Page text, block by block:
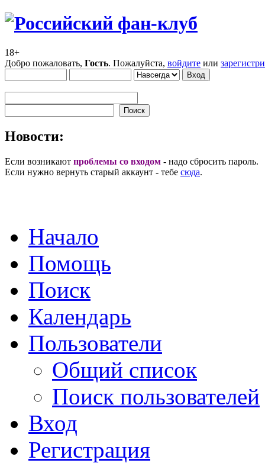
18+
Добро пожаловать, Гость. Пожалуйста, войдите или
Новости:
Если возникают проблемы со входом - надо сбросить пароль.
Если нужно вернуть старый аккаунт - тебе сюда.
Начало
Помощь
Поиск
Календарь
Пользователи
Общий список
Поиск пользователей
Вход
Регистрация